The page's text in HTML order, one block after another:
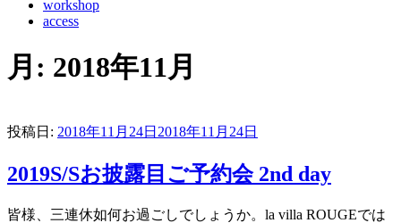
workshop
access
月: 2018年11月
投稿日: 2018年11月24日 2018年11月24日
2019S/Sお披露目ご予約会 2nd day
皆様、三連休如何お過ごしでしょうか。la villa ROUGEでは